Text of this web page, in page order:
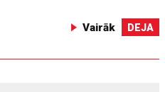
Vairāk DEJA